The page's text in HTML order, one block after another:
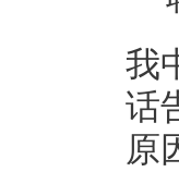
我
话
原